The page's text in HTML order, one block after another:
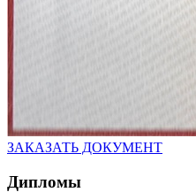
ЗАКАЗАТЬ ДОКУМЕНТ
Дипломы